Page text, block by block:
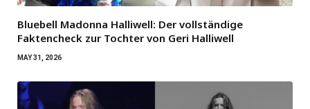
Bluebell Madonna Halliwell: Der vollständige
Faktencheck zur Tochter von Geri Halliwell
MAY 31, 2026